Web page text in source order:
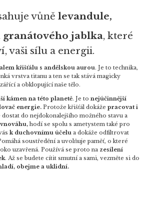
vůnělevandule,
jablka, které
vaši sílu a energii.
křišťálu s andělskou aurou. Je to technika,
vrstva titanu a ten se tak stává magicky
a obklopující naše tělo.
kámen na této planetě. Je tonejúčinnější
energie.Protože křišťál dokážepracovat i
dostat do nejdokonalejšího možného stavu a
hodí se spolu s ametystem také pro
k duchovnímu účelua dokáže odfiltrovat
soustředění a uvolňuje paměť, o které
uzavřená. Používá se proto na zesílení
. Až se budete cítit smutní a sami, vezměte si do
obejme a uklidní.